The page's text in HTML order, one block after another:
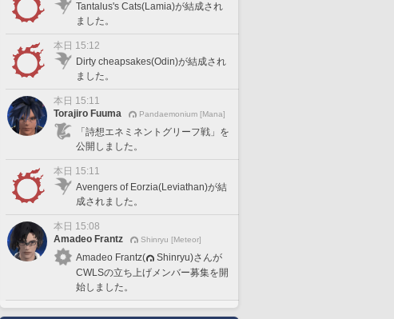
Tantalus's Cats(Lamia)が結成され
ました。
本日 15:12
Dirty cheapsakes(Odin)が結成され
ました。
本日 15:11
Torajiro Fuuma
Pandaemonium [Mana]
「詩想エネミネントグリーフ戦」を
公開しました。
本日 15:11
Avengers of Eorzia(Leviathan)が結
成されました。
本日 15:08
Amadeo Frantz
Shinryu [Meteor]
Amadeo Frantz(
Shinryu)さんが
CWLSの立ち上げメンバー募集を開
始しました。